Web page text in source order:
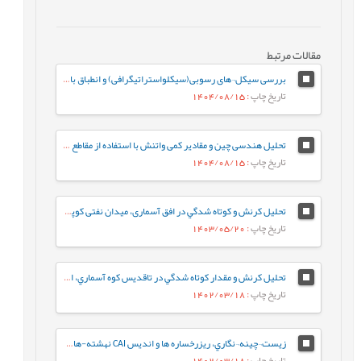
مقالات مرتبط
بررسی سیکل¬های رسوبی(سیکلواستراتیگرافی) و انطباق با مرزهای زیستی – زمانی ائوسن بالایی – الیگوسن در سازندهای پابده (بخش بالایی سازند پابده) و آسماری در میدان نفتی مارون
تاریخ چاپ: 1404/08/15
تحلیل هندسی چین و مقادیر کمی واتنش با استفاده از مقاطع لرزه ای تراز شده (مطالعه موردی میدان نفتی کوپال)
تاریخ چاپ: 1404/08/15
تحلیل کرنش و كوتاه شدگي در افق آسماری، میدان نفتی کوپال، استان خوزستان
تاریخ چاپ: 1403/05/20
تحلیل کرنش و مقدار كوتاه شدگي در تاقديس كوه آسماري، استان خوزستان
تاریخ چاپ: 1402/03/18
زيست¬چينه¬نگاري، ريزرخساره ها و انديس CAI نهشته-هاي دونين پسين در برش کال سردر شمال شرق طبس بر اساس فوناي کنودونتي